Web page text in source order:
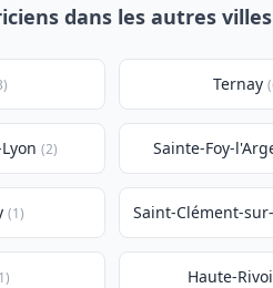
dans les autres
Ternay
(2) Sainte-Foy-
(1) Saint-Clément-
Haute-